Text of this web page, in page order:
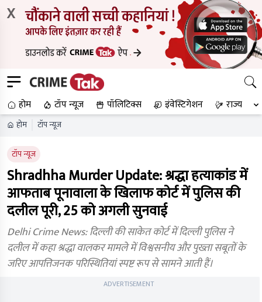
X
होम टॉप न्यूज पॉलिटिक्स इंवेस्टिगेशन राज्य
होम टॉप न्यूज
टॉप न्यूज
Shradhha Murder Update: श्रद्धा हत्याकांड में
आफताब पूनावाला के खिलाफ कोर्ट में पुलिस की
दलील पूरी, 25 को अगली सुनवाई
Delhi Crime News: दिल्ली की साकेत कोर्ट में दिल्ली पुलिस ने
दलील में कहा श्रद्धा वालकर मामले में विश्वसनीय और पुख्ता सबूतों के
जरिए आपत्तिजनक परिस्थितियां स्पष्ट रूप से सामने आती हैं।
ADVERTISEMENT